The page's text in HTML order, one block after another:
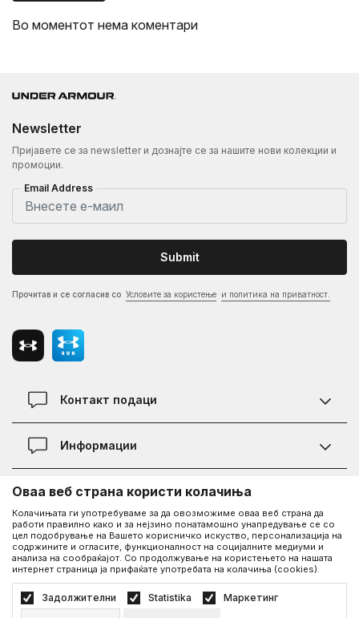
Во моментот нема коментари
Newsletter
Пријавете се за newsletter и дознајте се за нашите нови колекции и
промоции.
Email Address
Submit
Прочитав и се согласив со Условите за користење и политика на приватност.
Контакт подаци
Контакт
Информации
Политика на приватност
Најчести прашања
Како да купите
Информации за Under Armour
За нас - приказната за Under Armour
Дознајте повеќе за UA
Вработување
Соработка
UA Social
Facebook
©2026www.underarmour.mk, ИзработкаNB SOFT. Сите права задржани.
Политика на приватност
Услови на користење
Оваа веб страна користи колачиња
Колачињата ги употребуваме за да овозможиме оваа веб страна да
работи правилно како и за нејзино понатамошно унапредување се со
цел подобрување на Вашето корисничко искуство, персонализација на
содржините и огласите, функционалност на социјалните медиуми и
анализа на сообраќајот. Со продолжување на користењето на нашата
интернет страница ја прифаќате употребата на колачиња (cookies).
Задолжителни Statistika Маркетинг